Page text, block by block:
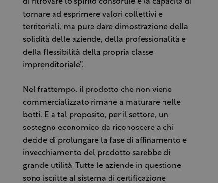
di ritrovare lo spirito consortile e la capacità di
tornare ad esprimere valori collettivi e
territoriali, ma pure dare dimostrazione della
solidità delle aziende, della professionalità e
della flessibilità della propria classe
imprenditoriale”.
Nel frattempo, il prodotto che non viene
commercializzato rimane a maturare nelle
botti. E a tal proposito, per il settore, un
sostegno economico da riconoscere a chi
decide di prolungare la fase di affinamento e
invecchiamento del prodotto sarebbe di
grande utilità. Tutte le aziende in questione
sono iscritte al sistema di certificazione